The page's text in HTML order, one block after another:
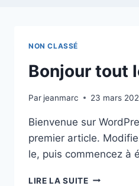
NON CLASSÉ
Bonjour tout
Par jeanmarc 23 mars
Bienvenue sur
premier article.
le, puis commencez à
LIRE LA SUITE